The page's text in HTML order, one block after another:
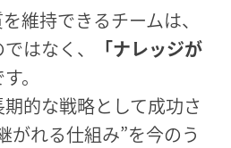
維持できるチームは、
はなく、
「ナレッジが
。
的な戦略として成功さ
がれる仕組み”を今のう